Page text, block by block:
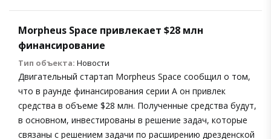
Morpheus Space привлекает $28 млн
финансирование
Тип объекта: Новости
Двигательный стартап Morpheus Space сообщил о том,
что в раунде финансирования серии А он привлек
средства в объеме $28 млн. Полученные средства будут,
в основном, инвестированы в решение задач, которые
связаны с решением задачи по расширению дрезденской